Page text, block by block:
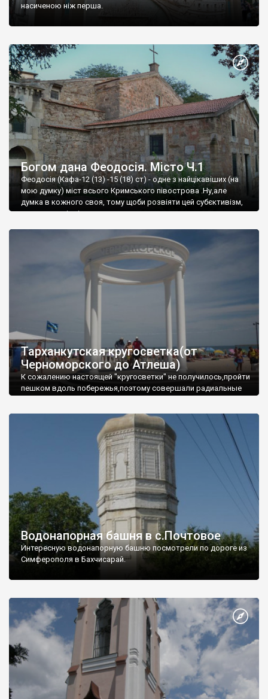
насиченою ніж перша.
Богом дана Феодосія. Місто Ч.1
Феодосія (Кафа-12 (13) -15 (18) ст) - одне з найцікавіших (на
мою думку) міст всього Кримського півострова .Ну,але
думка в кожного своя, тому щоби розвіяти цей субєктивізм,
запрошую відвідати це
Тарханкутская кругосветка(от
Черноморского до Атлеша)
К сожалению настоящей "кругосветки" не получилось,пройти
пешком вдоль побережья,поэтому совершали радиальные
Водонапорная башня в с.Почтовое
Интересную водонапорную башню посмотрели по дороге из
Симферополя в Бахчисарай.